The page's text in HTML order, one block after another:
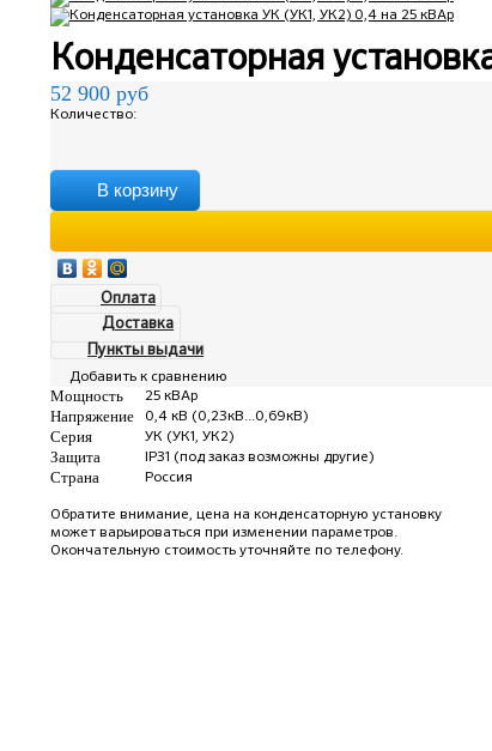
Конденсаторная
52 900 руб
Количество:
В корзину
Оплата
Доставка
Пункты выдачи
Добавить к сравнению
Мощность 25 кВАр
Напряжение 0,4 кВ (0,23кВ...0,69кВ)
Серия УК (УК1, УК2)
Защита IP31 (под заказ возможны другие)
Страна Россия
Обратите внимание, цена на конденсаторную установку
может варьироваться при изменении параметров.
Окончательную стоимость уточняйте по телефону.